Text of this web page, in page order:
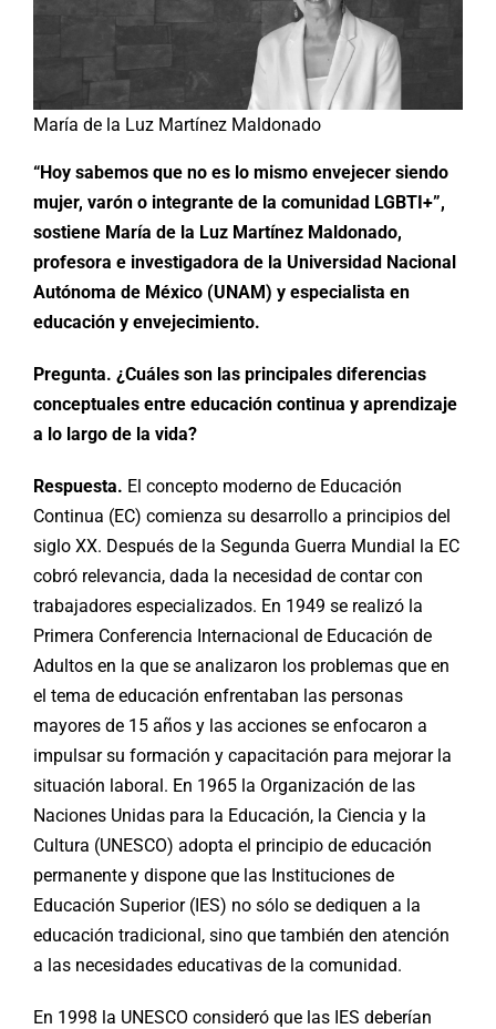
María de la Luz Martínez Maldonado
“Hoy sabemos que no es lo mismo envejecer siendo
mujer, varón o integrante de la comunidad LGBTI+”,
sostiene María de la Luz Martínez Maldonado,
profesora e investigadora de la Universidad Nacional
Autónoma de México (UNAM) y especialista en
educación y envejecimiento.
Pregunta. ¿Cuáles son las principales diferencias
conceptuales entre educación continua y aprendizaje
a lo largo de la vida?
Respuesta. El concepto moderno de Educación
Continua (EC) comienza su desarrollo a principios del
siglo XX. Después de la Segunda Guerra Mundial la EC
cobró relevancia, dada la necesidad de contar con
trabajadores especializados. En 1949 se realizó la
Primera Conferencia Internacional de Educación de
Adultos en la que se analizaron los problemas que en
el tema de educación enfrentaban las personas
mayores de 15 años y las acciones se enfocaron a
impulsar su formación y capacitación para mejorar la
situación laboral. En 1965 la Organización de las
Naciones Unidas para la Educación, la Ciencia y la
Cultura (UNESCO) adopta el principio de educación
permanente y dispone que las Instituciones de
Educación Superior (IES) no sólo se dediquen a la
educación tradicional, sino que también den atención
a las necesidades educativas de la comunidad.
En 1998 la UNESCO consideró que las IES deberían